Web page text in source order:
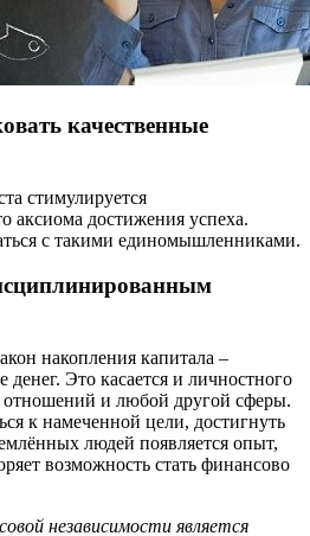
качественные
стимулируется
аксиома достижения успеха.
с такими единомышленниками.
накопления капитала –
Это касается и личностного
отношений и любой другой сферы.
к намеченной цели, достигнуть
людей появляется опыт,
возможность стать финансово
независимости является